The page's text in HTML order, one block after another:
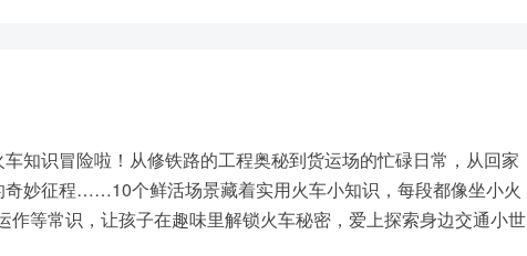
知识冒险啦！从修铁路的工程奥秘到货运场的忙碌日常，从回家
妙征程……10个鲜活场景藏着实用火车小知识，每段都像坐小火
作等常识，让孩子在趣味里解锁火车秘密，爱上探索身边交通小世